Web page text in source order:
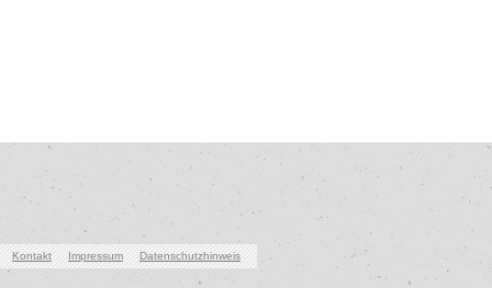
Kontakt Impressum Datenschutzhinweis